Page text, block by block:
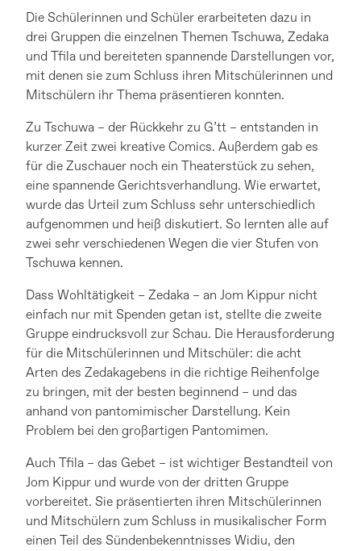
Die Schülerinnen und Schüler erarbeiteten dazu in
drei Gruppen die einzelnen Themen Tschuwa, Zedaka
und Tfila und bereiteten spannende Darstellungen vor,
mit denen sie zum Schluss ihren Mitschülerinnen und
Mitschülern ihr Thema präsentieren konnten.
Zu Tschuwa – der Rückkehr zu G’tt – entstanden in
kurzer Zeit zwei kreative Comics. Außerdem gab es
für die Zuschauer noch ein Theaterstück zu sehen,
eine spannende Gerichtsverhandlung. Wie erwartet,
wurde das Urteil zum Schluss sehr unterschiedlich
aufgenommen und heiß diskutiert. So lernten alle auf
zwei sehr verschiedenen Wegen die vier Stufen von
Tschuwa kennen.
Dass Wohltätigkeit – Zedaka – an Jom Kippur nicht
einfach nur mit Spenden getan ist, stellte die zweite
Gruppe eindrucksvoll zur Schau. Die Herausforderung
für die Mitschülerinnen und Mitschüler: die acht
Arten des Zedakagebens in die richtige Reihenfolge
zu bringen, mit der besten beginnend – und das
anhand von pantomimischer Darstellung. Kein
Problem bei den großartigen Pantomimen.
Auch Tfila – das Gebet – ist wichtiger Bestandteil von
Jom Kippur und wurde von der dritten Gruppe
vorbereitet. Sie präsentierten ihren Mitschülerinnen
und Mitschülern zum Schluss in musikalischer Form
einen Teil des Sündenbekenntnisses Widiu, den